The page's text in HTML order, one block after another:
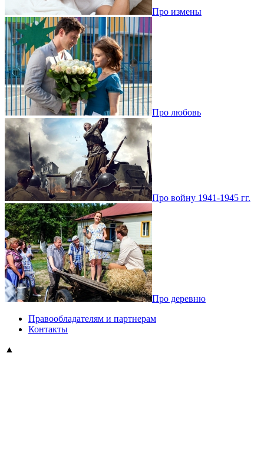
Про измены
Про любовь
Про войну 1941-1945 гг.
Про деревню
Правообладателям и партнерам
Контакты
▲